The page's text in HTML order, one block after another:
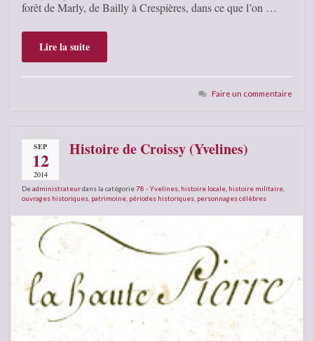
forêt de Marly, de Bailly à Crespières, dans ce que l’on …
Lire la suite
Faire un commentaire
SEP
12
2014
Histoire de Croissy (Yvelines)
Deadministrateurdans la catégorie78 - Yvelines histoire locale histoire militaire
ouvrages historiques patrimoine périodes historiques personnages célèbres